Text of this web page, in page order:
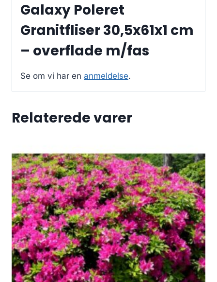
Galaxy Poleret
Granitfliser 30,5x61x1 cm
– overflade m/fas
Se om vi har en anmeldelse.
Relaterede varer